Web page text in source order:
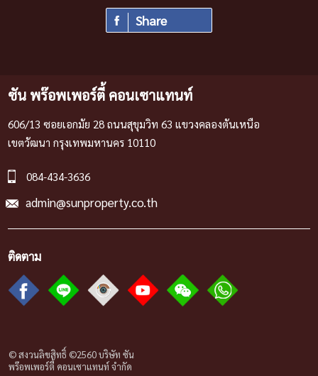
Share
ซัน พร๊อพเพอร์ตี้ คอนเซาแทนท์
606/13 ซอยเอกมัย 28 ถนนสุขุมวิท 63 แขวงคลองตันเหนือ
เขตวัฒนา กรุงเทพมหานคร 10110
084-434-3636
admin@sunproperty.co.th
ติดตาม
© สงวนลิขสิทธิ์ ©2560 บริษัท ซัน
พร๊อพเพอร์ตี้ คอนเซาแทนท์ จํากัด